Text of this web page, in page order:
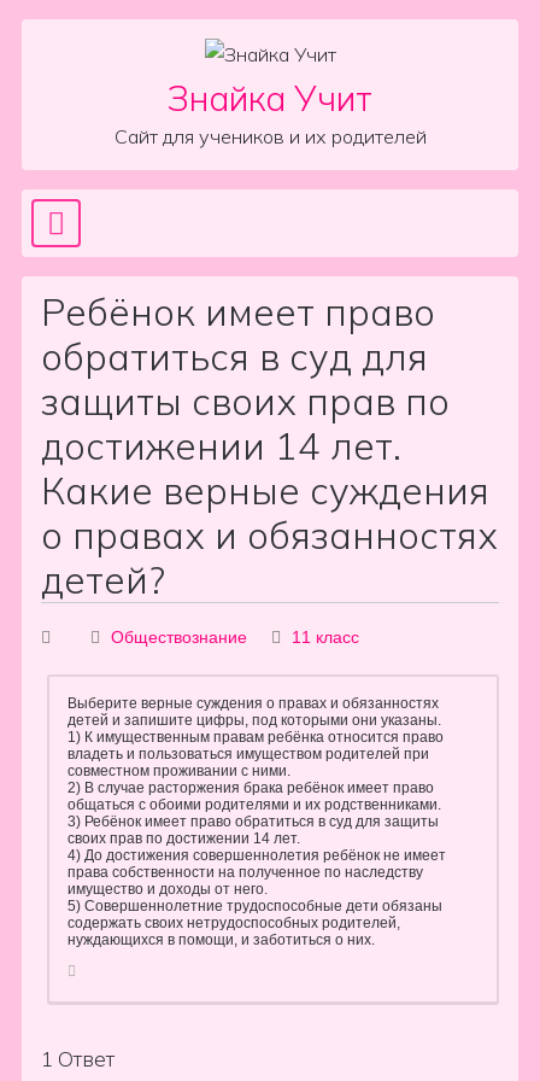
Знайка Учит
Сайт для учеников и их родителей
Main Navigation
Ребёнок имеет право
обратиться в суд для
защиты своих прав по
достижении 14 лет.
Какие верные суждения
о правах и обязанностях
детей?
Обществознание 11 класс
Выберите верные суждения о правах и обязанностях
детей и запишите цифры, под которыми они указаны.
1) К имущественным правам ребёнка относится право
владеть и пользоваться имуществом родителей при
совместном проживании с ними.
2) В случае расторжения брака ребёнок имеет право
общаться с обоими родителями и их родственниками.
3) Ребёнок имеет право обратиться в суд для защиты
своих прав по достижении 14 лет.
4) До достижения совершеннолетия ребёнок не имеет
права собственности на полученное по наследству
имущество и доходы от него.
5) Совершеннолетние трудоспособные дети обязаны
содержать своих нетрудоспособных родителей,
нуждающихся в помощи, и заботиться о них.
1 Ответ